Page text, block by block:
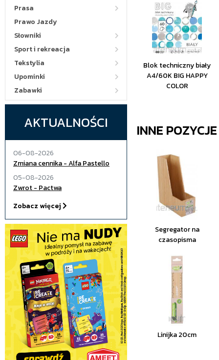
Prasa
Prawo Jazdy
Słowniki
Sport i rekreacja
Tekstylia
Upominki
Zabawki
AKTUALNOŚCI
06-08-2026
Zmiana cennika - Alfa Pastello
05-08-2026
Zwrot - Pactwa
Zobacz więcej
Blok techniczny biały
A4/60K BIG HAPPY
COLOR
INNE
Segregator na
czasopisma
Linijka 20cm